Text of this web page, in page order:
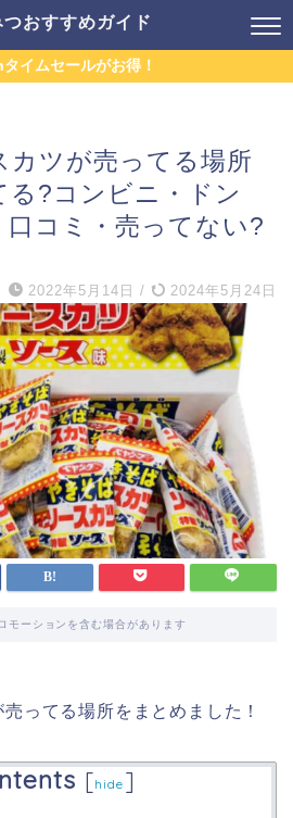
おすすめガイド
イムセールがお得！
カツが売ってる場所
る?コンビニ・ドン
口コミ・売ってない?
2022年5月14日 / 2024年5月24日
モーションを含む場合があります
ってる場所をまとめました！
[hide ]